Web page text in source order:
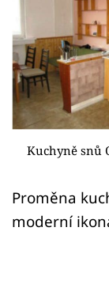
Sledujte
Sledujte nás
Kuchyně snů
Proměna
moderní